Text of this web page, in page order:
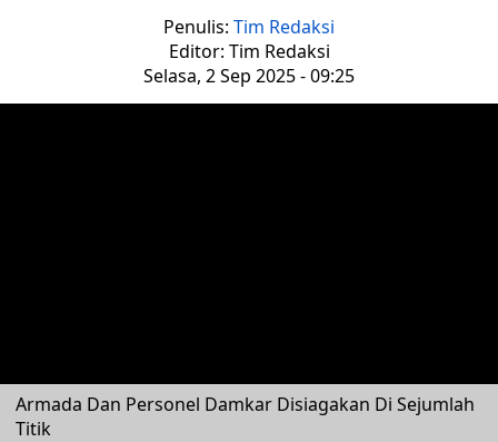
Penulis: Tim Redaksi
Editor: Tim Redaksi
Selasa, 2 Sep 2025 - 09:25
Armada Dan Personel Damkar Disiagakan Di Sejumlah
Titik